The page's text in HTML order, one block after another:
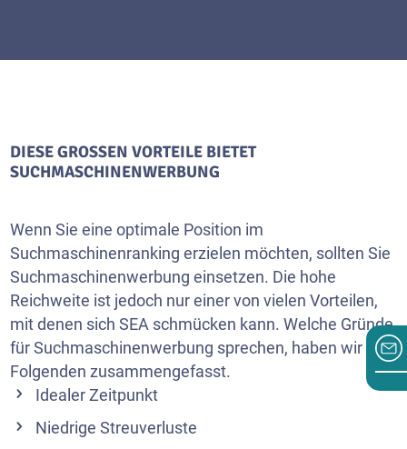
DIESE GROSSEN VORTEILE BIETET S
UCHMASCHINENWERBUNG
Wenn Sie eine optimale Position im
Suchmaschinenranking erzielen möchten, sollten Sie
Suchmaschinenwerbung einsetzen. Die hohe
Reichweite ist jedoch nur einer von vielen Vorteilen,
mit denen sich SEA schmücken kann. Welche Gründe
für Suchmaschinenwerbung sprechen, haben wir im
Folgenden zusammengefasst.
Idealer Zeitpunkt
Niedrige Streuverluste